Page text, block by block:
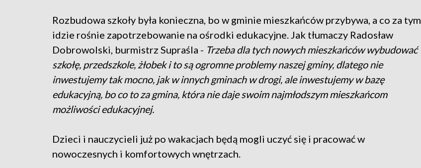
Rozbudowa szkoły była konieczna, bo w gminie mieszkańców przybywa, a co za tym
idzie rośnie zapotrzebowanie na ośrodki edukacyjne. Jak tłumaczy Radosław
Dobrowolski, burmistrz Supraśla - Trzeba dla tych nowych mieszkańców wybudować
szkołę, przedszkole, żłobek i to są ogromne problemy naszej gminy, dlatego nie
inwestujemy tak mocno, jak w innych gminach w drogi, ale inwestujemy w bazę
edukacyjną, bo co to za gmina, która nie daje swoim najmłodszym mieszkańcom
możliwości edukacyjnej.
Dzieci i nauczycieli już po wakacjach będą mogli uczyć się i pracować w
nowoczesnych i komfortowych wnętrzach.